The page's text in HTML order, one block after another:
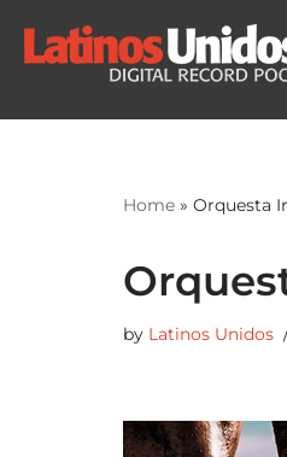
Skip
Home » Orquesta
by Latinos Unidos